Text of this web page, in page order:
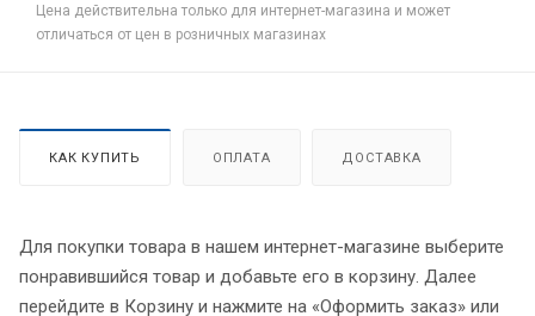
Цена действительна только для интернет-магазина и может
отличаться от цен в розничных магазинах
КАК КУПИТЬ ОПЛАТА ДОСТАВКА
Для покупки товара в нашем интернет-магазине выберите
понравившийся товар и добавьте его в корзину. Далее
перейдите в Корзину и нажмите на «Оформить заказ» или